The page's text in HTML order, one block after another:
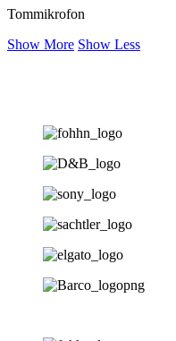
Tommikrofon
Show More Show Less